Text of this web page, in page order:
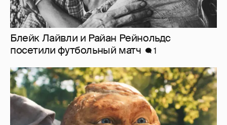
"Россия-24" обратилась в прокуратуру и СК
из-за угроз в адрес создателей "Колобка"